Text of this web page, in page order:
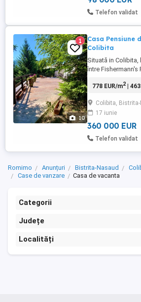
Telefon validat
10
1
Casa Pensiune
Colibita
Situată in
între Fishermann's
ari.Complex
debara lemnărie.
suprafața
din 2 apartamente
778 EUR/m2|
Colibita,
17 iunie
360 000 EUR
Telefon validat
Romimo Anunțuri Bistrita-Nasaud
Case de vanzare
Casa de vacanta
Categorii
Județe
Localități